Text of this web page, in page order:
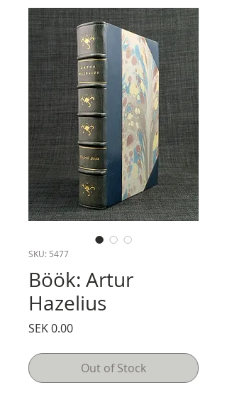
SKU: 5477
Böök: Artur
Hazelius
SEK 0.00Price
Out of Stock